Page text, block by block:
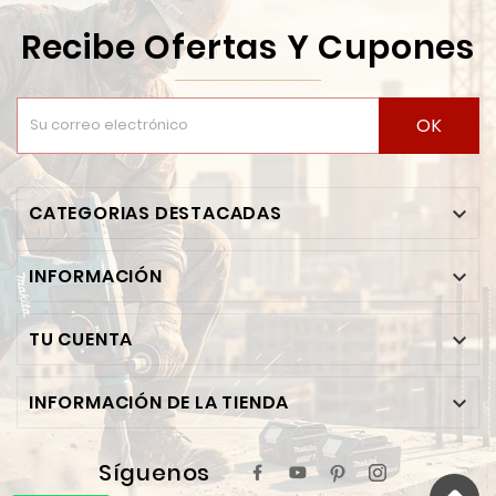
Recibe Ofertas Y Cupones
OK
CATEGORIAS DESTACADAS 
INFORMACIÓN 
TU CUENTA 
INFORMACIÓN DE LA TIENDA 
Síguenos